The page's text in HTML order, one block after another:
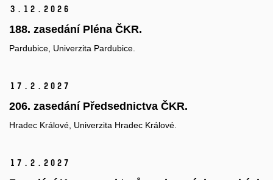
3. 12. 2026
188. zasedání Pléna ČKR.
Pardubice, Univerzita Pardubice.
17. 2. 2027
206. zasedání Předsednictva ČKR.
Hradec Králové, Univerzita Hradec Králové.
17. 2. 2027